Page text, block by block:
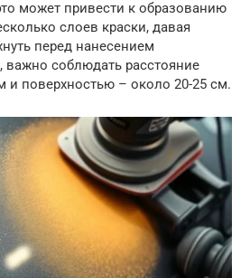
может привести к образованию
слоев краски, давая
перед нанесением
соблюдать расстояние
и поверхностью – около 20-25 см.